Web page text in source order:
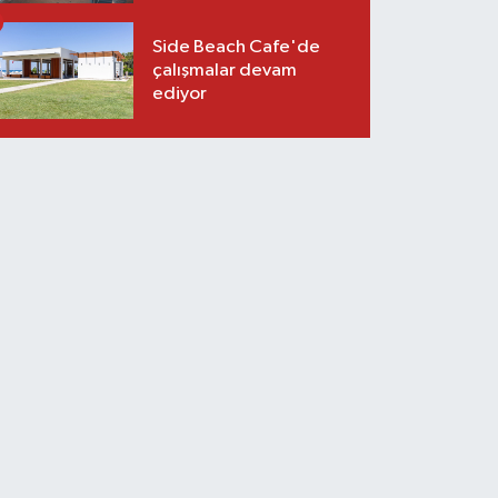
Side Beach Cafe'de
çalışmalar devam
ediyor